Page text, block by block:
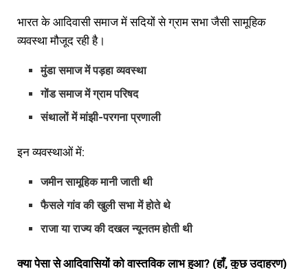
भारत के आदिवासी समाज में सदियों से ग्राम सभा जैसी सामूहिक
व्यवस्था मौजूद रही है।
मुंडा समाज में पड़हा व्यवस्था
गोंड समाज में ग्राम परिषद
संथालों में मांझी-परगना प्रणाली
इन व्यवस्थाओं में:
जमीन सामूहिक मानी जाती थी
फैसले गांव की खुली सभा में होते थे
राजा या राज्य की दखल न्यूनतम होती थी
क्यापेसासेआदिवासियोंकोवास्तविकलाभहुआ? (हाँ,कुछ उदाहरण)